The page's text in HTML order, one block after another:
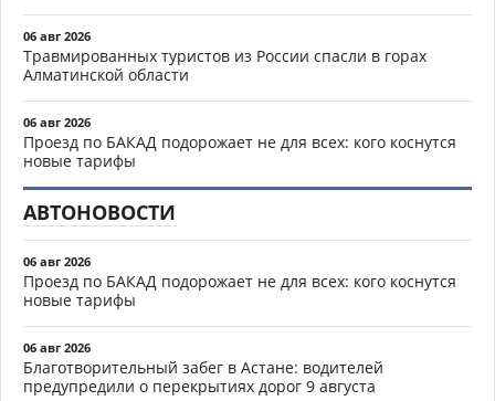
06 авг 2026
Травмированных туристов из России спасли в горах
Алматинской области
06 авг 2026
Проезд по БАКАД подорожает не для всех: кого коснутся
новые тарифы
АВТОНОВОСТИ
06 авг 2026
Проезд по БАКАД подорожает не для всех: кого коснутся
новые тарифы
06 авг 2026
Благотворительный забег в Астане: водителей
предупредили о перекрытиях дорог 9 августа